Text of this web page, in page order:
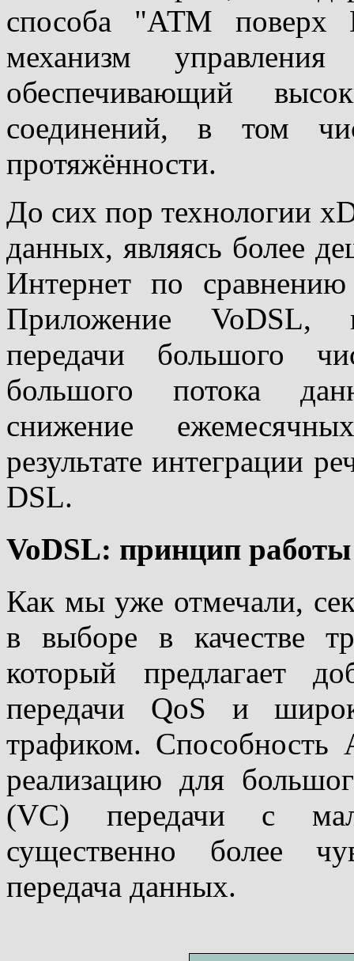
способа "АТМ поверх
механизм
обеспечивающий
соединений, в том
протяжённости.
До сих пор технологии
данных, являясь более
Интернет по
Приложение VoDSL,
передачи большого
большого потока
снижение
результате интеграции
DSL.
VoDSL: принцип работы
Как мы уже отмечали,
в выборе в качестве
который предлагает
передачи QoS и
трафиком. Способность
реализацию для
(VC) передачи с
существенно более
передача данных.